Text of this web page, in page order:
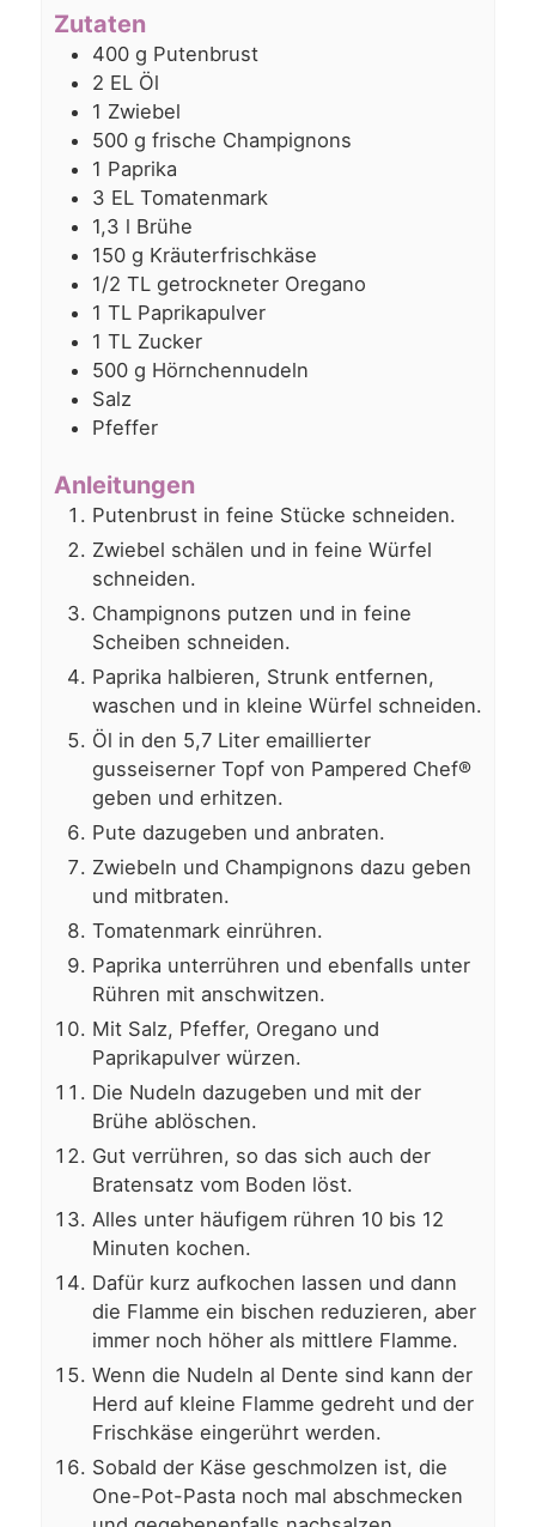
Zutaten
400 g Putenbrust
2 EL Öl
1 Zwiebel
500 g frische Champignons
1 Paprika
3 EL Tomatenmark
1,3 l Brühe
150 g Kräuterfrischkäse
1/2 TL getrockneter Oregano
1 TL Paprikapulver
1 TL Zucker
500 g Hörnchennudeln
Salz
Pfeffer
Anleitungen
Putenbrust in feine Stücke schneiden.
Zwiebel schälen und in feine Würfel
schneiden.
Champignons putzen und in feine
Scheiben schneiden.
Paprika halbieren, Strunk entfernen,
waschen und in kleine Würfel schneiden.
Öl in den 5,7 Liter emaillierter
gusseiserner Topf von Pampered Chef®
geben und erhitzen.
Pute dazugeben und anbraten.
Zwiebeln und Champignons dazu geben
und mitbraten.
Tomatenmark einrühren.
Paprika unterrühren und ebenfalls unter
Rühren mit anschwitzen.
Mit Salz, Pfeffer, Oregano und
Paprikapulver würzen.
Die Nudeln dazugeben und mit der
Brühe ablöschen.
Gut verrühren, so das sich auch der
Bratensatz vom Boden löst.
Alles unter häufigem rühren 10 bis 12
Minuten kochen.
Dafür kurz aufkochen lassen und dann
die Flamme ein bischen reduzieren, aber
immer noch höher als mittlere Flamme.
Wenn die Nudeln al Dente sind kann der
Herd auf kleine Flamme gedreht und der
Frischkäse eingerührt werden.
Sobald der Käse geschmolzen ist, die
One-Pot-Pasta noch mal abschmecken